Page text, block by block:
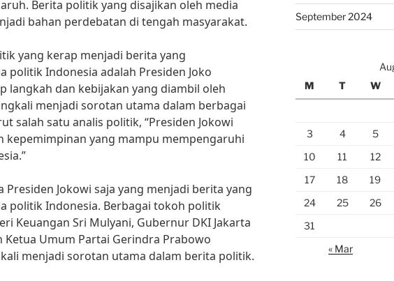
Berita politik yang disajikan oleh media
bahan perdebatan di tengah masyarakat.
yang kerap menjadi berita yang
politik Indonesia adalah Presiden Joko
langkah dan kebijakan yang diambil oleh
menjadi sorotan utama dalam berbagai
salah satu analis politik, “Presiden Jokowi
kepemimpinan yang mampu mempengaruhi
Presiden Jokowi saja yang menjadi berita yang
politik Indonesia. Berbagai tokoh politik
Keuangan Sri Mulyani, Gubernur DKI Jakarta
Ketua Umum Partai Gerindra Prabowo
menjadi sorotan utama dalam berita politik.
September 2024
M
T W
3
4 5
10
11 12
17
18 19
24
25 26
31
« Mar